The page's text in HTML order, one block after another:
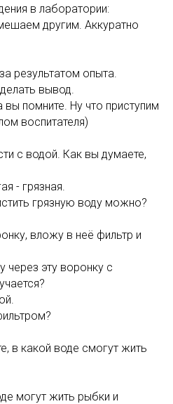
в лаборатории:
другим. Аккуратно
результатом опыта.
вывод.
помните. Ну что приступим
воспитателя)
с водой. Как вы думаете,
- грязная.
грязную воду можно?
вложу в неё фильтр и
через эту воронку с
в какой воде смогут жить
могут жить рыбки и